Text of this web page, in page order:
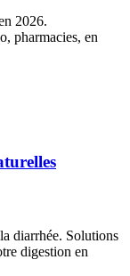
2026.
pharmacies, en
diarrhée. Solutions
digestion en